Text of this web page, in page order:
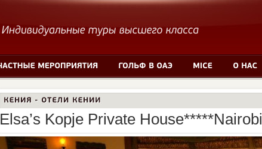
Elsa’s Kopje Private House*****Nairobi